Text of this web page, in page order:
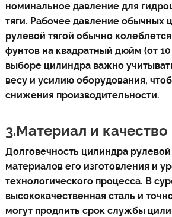
номинальное давление для
тяги. Рабочее давление обычных
рулевой тягой обычно
фунтов на квадратный дюйм (от
выборе цилиндра важно
весу и усилию оборудования,
снижения производительности.
3.Материал и качество
Долговечность цилиндра рулевой
материалов его изготовления и
технологического процесса. В
высококачественная сталь и
могут продлить срок службы